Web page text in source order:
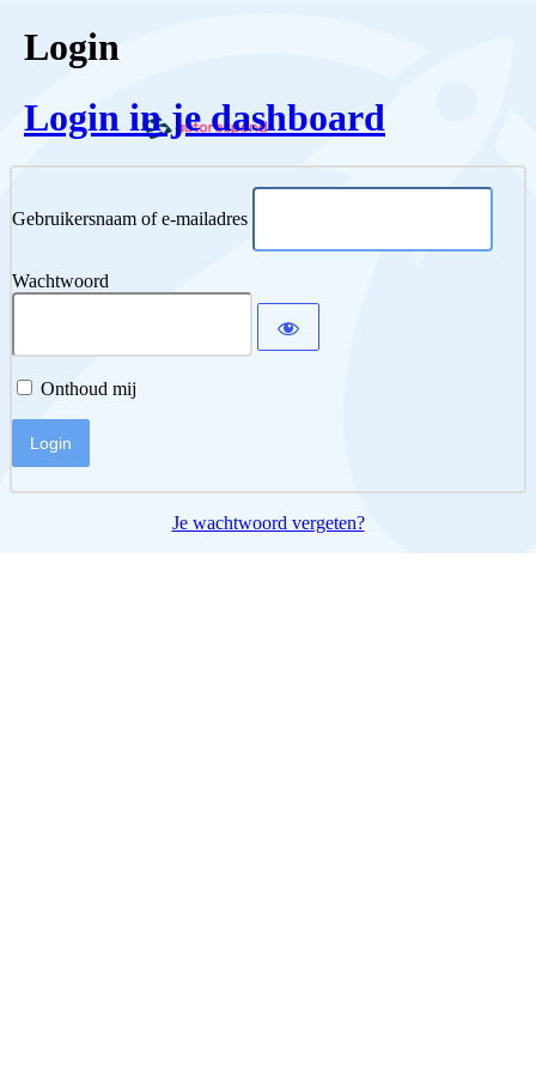
Login
Login in je dashboard
Gebruikersnaam of e-mailadres
Wachtwoord
Onthoud mij
Je wachtwoord vergeten?